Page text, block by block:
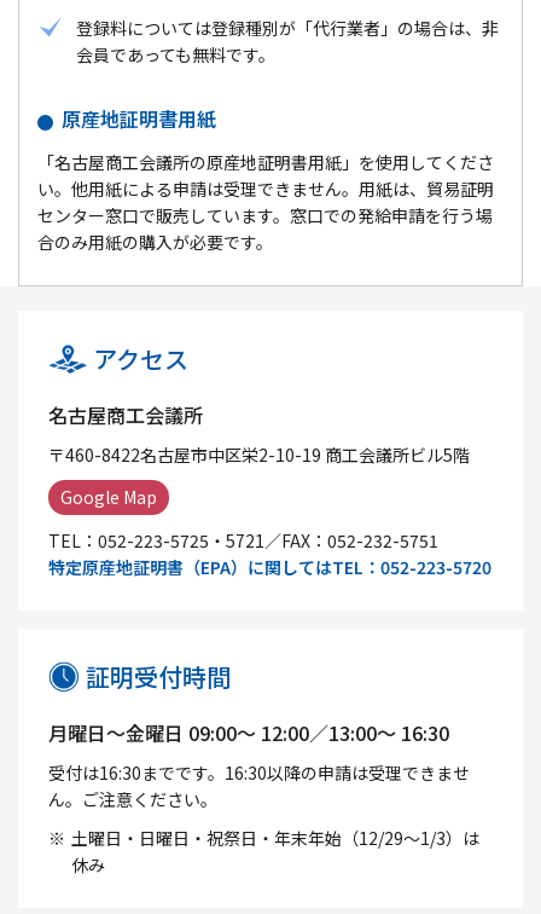
登録料については登録種別が「代行業者」の場合は、非
会員であっても無料です。
原産地証明書用紙
「名古屋商工会議所の原産地証明書用紙」を使用してくださ
い。他用紙による申請は受理できません。用紙は、貿易証明
センター窓口で販売しています。窓口での発給申請を行う場
合のみ用紙の購入が必要です。
アクセス
名古屋商工会議所
〒460-8422名古屋市中区栄2-10-19 商工会議所ビル5階
Google Map
TEL：052-223-5725・5721／FAX：052-232-5751
特定原産地証明書（EPA）に関してはTEL：052-223-5720
証明受付時間
月曜日～金曜日 09:00～ 12:00／13:00～ 16:30
受付は16:30までです。16:30以降の申請は受理できませ
ん。ご注意ください。
※ 土曜日・日曜日・祝祭日・年末年始（12/29～1/3）は
休み